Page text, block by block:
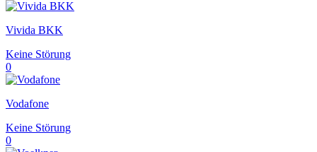
Vivida BKK
Keine Störung
0
Vodafone
Keine Störung
0